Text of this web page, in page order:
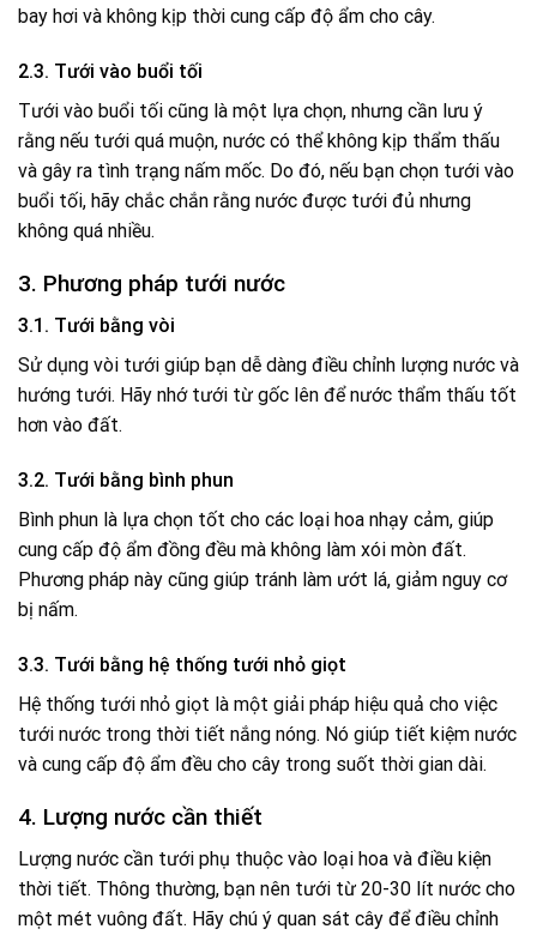
bay hơi và không kịp thời cung cấp độ ẩm cho cây.
2.3. Tưới vào buổi tối
Tưới vào buổi tối cũng là một lựa chọn, nhưng cần lưu ý
rằng nếu tưới quá muộn, nước có thể không kịp thẩm thấu
và gây ra tình trạng nấm mốc. Do đó, nếu bạn chọn tưới vào
buổi tối, hãy chắc chắn rằng nước được tưới đủ nhưng
không quá nhiều.
3. Phương pháp tưới nước
3.1. Tưới bằng vòi
Sử dụng vòi tưới giúp bạn dễ dàng điều chỉnh lượng nước và
hướng tưới. Hãy nhớ tưới từ gốc lên để nước thẩm thấu tốt
hơn vào đất.
3.2. Tưới bằng bình phun
Bình phun là lựa chọn tốt cho các loại hoa nhạy cảm, giúp
cung cấp độ ẩm đồng đều mà không làm xói mòn đất.
Phương pháp này cũng giúp tránh làm ướt lá, giảm nguy cơ
bị nấm.
3.3. Tưới bằng hệ thống tưới nhỏ giọt
Hệ thống tưới nhỏ giọt là một giải pháp hiệu quả cho việc
tưới nước trong thời tiết nắng nóng. Nó giúp tiết kiệm nước
và cung cấp độ ẩm đều cho cây trong suốt thời gian dài.
4. Lượng nước cần thiết
Lượng nước cần tưới phụ thuộc vào loại hoa và điều kiện
thời tiết. Thông thường, bạn nên tưới từ 20-30 lít nước cho
một mét vuông đất. Hãy chú ý quan sát cây để điều chỉnh